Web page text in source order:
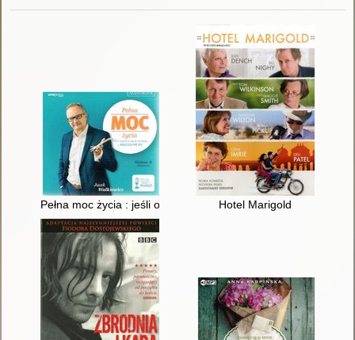
Pełna moc życia : jeśli o czymś w życiu marzysz - sięgnij po to
Hotel Marigold